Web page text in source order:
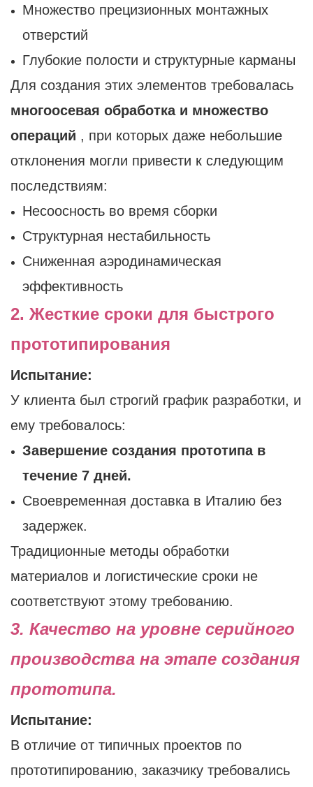
Множество прецизионных монтажных
отверстий
Глубокие полости и структурные карманы
Для создания этих элементов требовалась
многоосевая обработка и множество
операций , при которых даже небольшие
отклонения могли привести к следующим
последствиям:
Несоосность во время сборки
Структурная нестабильность
Сниженная аэродинамическая
эффективность
2. Жесткие сроки для быстрого
прототипирования
Испытание:
У клиента был строгий график разработки, и
ему требовалось:
Завершение создания прототипа в
течение 7 дней.
Своевременная доставка в Италию без
задержек.
Традиционные методы обработки
материалов и логистические сроки не
соответствуют этому требованию.
3. Качество на уровне серийного
производства на этапе создания
прототипа.
Испытание:
В отличие от типичных проектов по
прототипированию, заказчику требовались